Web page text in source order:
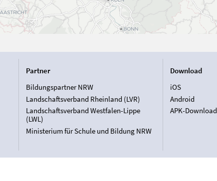
Partner
Bildungspartner NRW
Landschaftsverband Rheinland (LVR)
Landschaftsverband Westfalen-Lippe
(LWL)
Ministerium für Schule und Bildung NRW
Download
iOS
Android
APK-Download